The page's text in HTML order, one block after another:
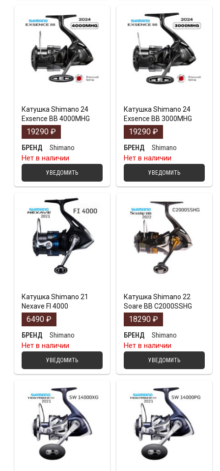
Катушка Shimano 24
Exsence BB 4000MHG
19290 ₽
БРЕНД
Shimano
Нет в наличии
УВЕДОМИТЬ
Катушка Shimano 24
Exsence BB 3000MHG
19290 ₽
БРЕНД
Shimano
Нет в наличии
УВЕДОМИТЬ
Катушка Shimano 21
Nexave FI 4000
6490 ₽
БРЕНД
Shimano
Нет в наличии
УВЕДОМИТЬ
Катушка Shimano 22
Soare BB C2000SSHG
18290 ₽
БРЕНД
Shimano
Нет в наличии
УВЕДОМИТЬ